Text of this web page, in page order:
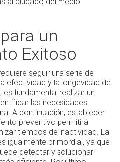
al cuidado del medio
un
Exitoso
seguir una serie de
efectividad y la longevidad de
es fundamental realizar un
las necesidades
A continuación, establecer
preventivo permitirá
tiempos de inactividad. La
igualmente primordial, ya que
detectar y solucionar